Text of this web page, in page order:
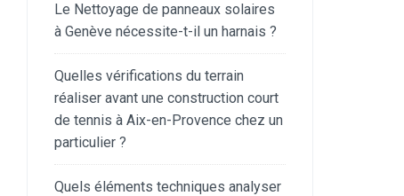
Le Nettoyage de panneaux solaires
à Genève nécessite-t-il un harnais ?
Quelles vérifications du terrain
réaliser avant une construction court
de tennis à Aix-en-Provence chez un
particulier ?
Quels éléments techniques analyser